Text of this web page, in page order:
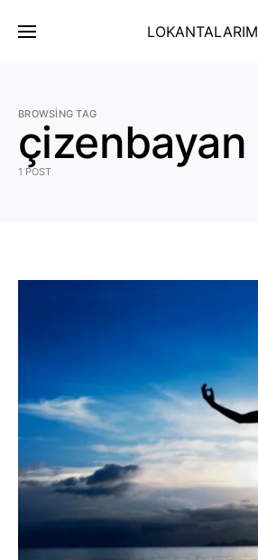
LOKANTALARIM
BROWSING TAG
çizenbayan
1 POST